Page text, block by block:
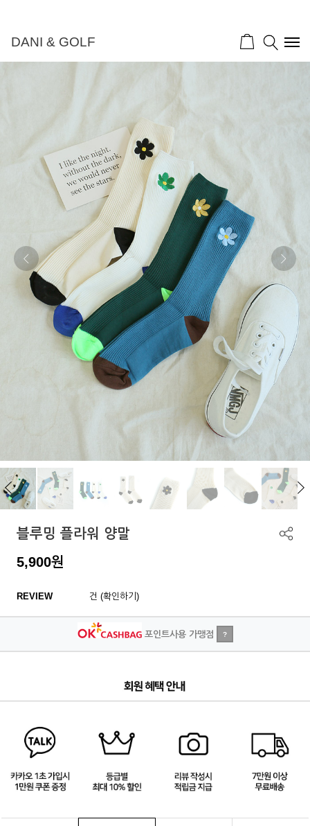
DANI & GOLF
블루밍 플라워 양말
5,900원
REVIEW 건 (확인하기)
포인트사용 가맹점 ?